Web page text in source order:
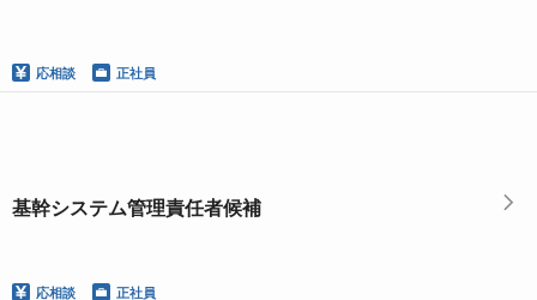
応相談 正社員
基幹システム管理責任者候補
応相談 正社員